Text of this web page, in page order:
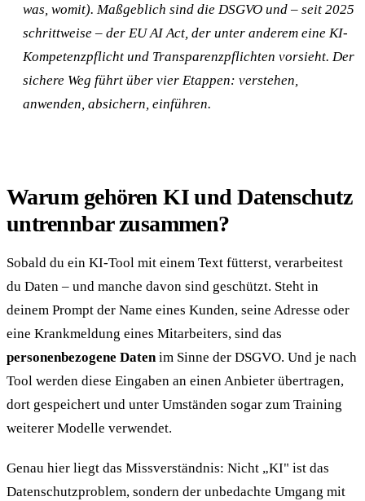
was, womit). Maßgeblich sind die DSGVO und – seit 2025
schrittweise – der EU AI Act, der unter anderem eine KI-
Kompetenzpflicht und Transparenzpflichten vorsieht. Der
sichere Weg führt über vier Etappen: verstehen,
anwenden, absichern, einführen.
Warum gehören KI und Datenschutz
untrennbar zusammen?
Sobald du ein KI-Tool mit einem Text fütterst, verarbeitest
du Daten – und manche davon sind geschützt. Steht in
deinem Prompt der Name eines Kunden, seine Adresse oder
eine Krankmeldung eines Mitarbeiters, sind das
personenbezogene Datenim Sinne der DSGVO. Und je nach
Tool werden diese Eingaben an einen Anbieter übertragen,
dort gespeichert und unter Umständen sogar zum Training
weiterer Modelle verwendet.
Genau hier liegt das Missverständnis: Nicht „KI" ist das
Datenschutzproblem, sondern der unbedachte Umgang mit